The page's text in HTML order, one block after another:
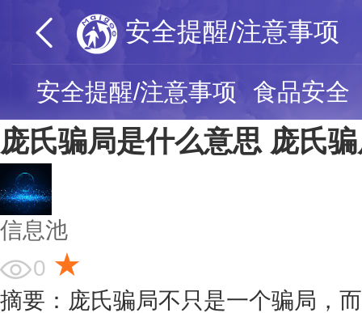
安全提醒/注意事项
安全提醒/注意事项 食品安全
庞氏骗局是什么意思 庞氏
信息池
0 ★
摘要：庞氏骗局不只是一个骗局，